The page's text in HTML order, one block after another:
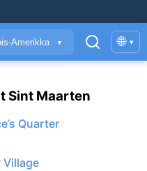
Amerikka ▼ 🌐 ▾
Sint Maarten
Quarter
Village